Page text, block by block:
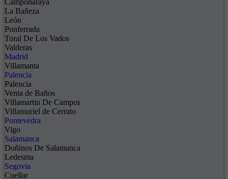
Camponaraya
La Bañeza
León
Ponferrada
Toral De Los Vados
Valderas
Madrid
Villamanta
Palencia
Palencia
Venta de Baños
Villamartin De Campos
Villamuriel de Cerrato
Pontevedra
Vigo
Salamanca
Doñinos De Salamanca
Ledesma
Segovia
Cuellar